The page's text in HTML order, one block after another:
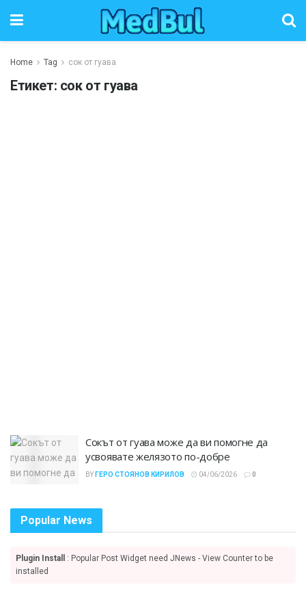
Home Tag сок от гуава
Етикет: сок от гуава
Сокът от гуава може да ви помогне да
усвоявате желязото по-добре
BY ГЕРО СТОЯНОВ КИРИЛОВ 04/06/2026 0
Popular News
Plugin Install
: Popular Post Widget need JNews - View Counter to be
installed